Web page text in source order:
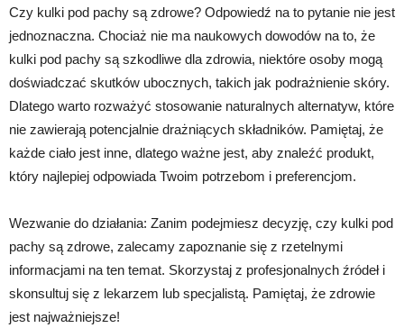
Czy kulki pod pachy są zdrowe? Odpowiedź na to pytanie nie jest
jednoznaczna. Chociaż nie ma naukowych dowodów na to, że
kulki pod pachy są szkodliwe dla zdrowia, niektóre osoby mogą
doświadczać skutków ubocznych, takich jak podrażnienie skóry.
Dlatego warto rozważyć stosowanie naturalnych alternatyw, które
nie zawierają potencjalnie drażniących składników. Pamiętaj, że
każde ciało jest inne, dlatego ważne jest, aby znaleźć produkt,
który najlepiej odpowiada Twoim potrzebom i preferencjom.
Wezwanie do działania: Zanim podejmiesz decyzję, czy kulki pod
pachy są zdrowe, zalecamy zapoznanie się z rzetelnymi
informacjami na ten temat. Skorzystaj z profesjonalnych źródeł i
skonsultuj się z lekarzem lub specjalistą. Pamiętaj, że zdrowie
jest najważniejsze!